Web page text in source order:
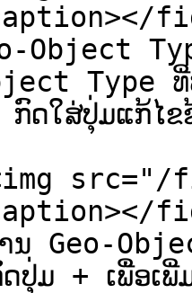
Object
Type ທີ່
ດໃສ່ປຸ່ມແກ້ໄ
Geo-
ປຸ່ມ + ເພື່ອເພີ່